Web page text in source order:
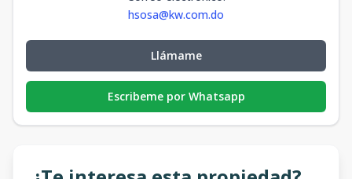
hsosa@kw.com.do
Llámame
Escribeme por Whatsapp